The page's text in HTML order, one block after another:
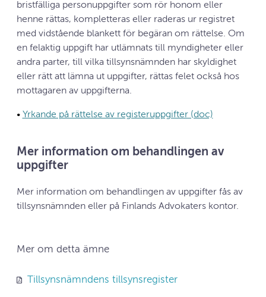
bristfälliga personuppgifter som rör honom eller
henne rättas, kompletteras eller raderas ur registret
med vidstående blankett för begäran om rättelse. Om
en felaktig uppgift har utlämnats till myndigheter eller
andra parter, till vilka tillsynsnämnden har skyldighet
eller rätt att lämna ut uppgifter, rättas felet också hos
mottagaren av uppgifterna.
• Yrkande på rättelse av registeruppgifter (doc)
Mer information om behandlingen av
uppgifter
Mer information om behandlingen av uppgifter fås av
tillsynsnämnden eller på Finlands Advokaters kontor.
Mer om detta ämne
Tillsynsnämndens tillsynsregister